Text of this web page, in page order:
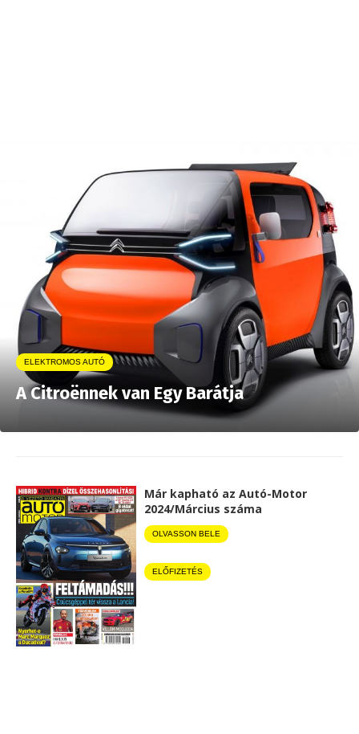
ELEKTROMOS AUTÓ
A Citroënnek van Egy Barátja
Már kapható az Autó-Motor
2024/Március száma
OLVASSON BELE
ELŐFIZETÉS